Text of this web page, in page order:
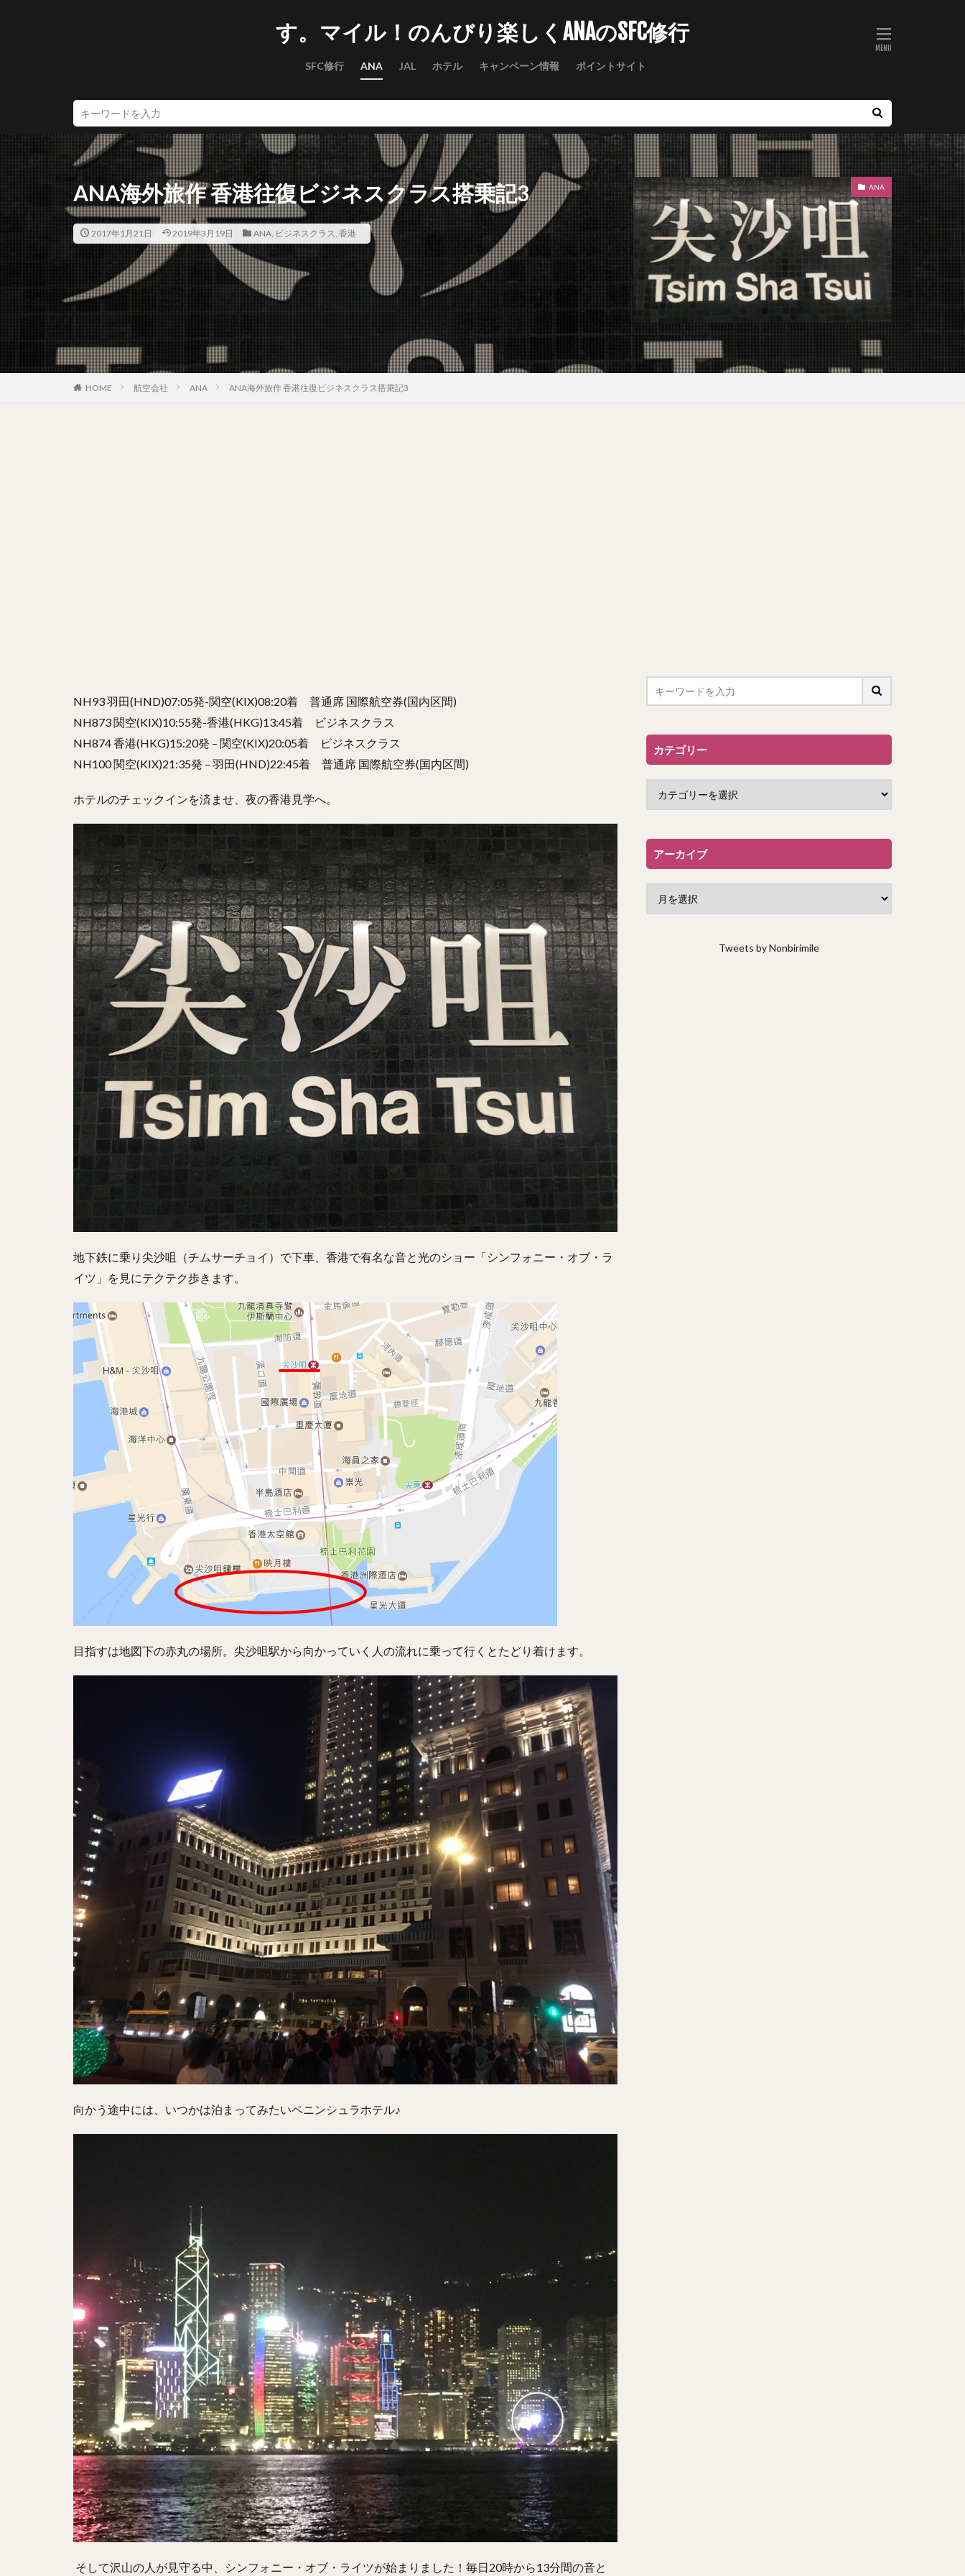
す。マイル！のんびり楽しくANAのSFC修行
SFC修行 ANA JAL ホテル キャンペーン情報 ポイントサイト
ANA海外旅作 香港往復ビジネスクラス搭乗記3
2017年1月21日 2019年3月19日 ANA, ビジネスクラス, 香港
ANA
HOME 航空会社 ANA ANA海外旅作 香港往復ビジネスクラス搭乗記3
NH93 羽田(HND)07:05発-関空(KIX)08:20着 普通席 国際航空券(国内区間)
NH873 関空(KIX)10:55発-香港(HKG)13:45着 ビジネスクラス
NH874 香港(HKG)15:20発 – 関空(KIX)20:05着 ビジネスクラス
NH100 関空(KIX)21:35発 – 羽田(HND)22:45着 普通席 国際航空券(国内区間)
ホテルのチェックインを済ませ、夜の香港見学へ。
地下鉄に乗り尖沙咀（チムサーチョイ）で下車、香港で有名な音と光のショー「シンフォニー・オブ・ラ
イツ」を見にテクテク歩きます。
目指すは地図下の赤丸の場所。尖沙咀駅から向かっていく人の流れに乗って行くとたどり着けます。
向かう途中には、いつかは泊まってみたいペニンシュラホテル♪
そして沢山の人が見守る中、シンフォニー・オブ・ライツが始まりました！毎日20時から13分間の音と
カテゴリー
アーカイブ
Tweets by Nonbirimile